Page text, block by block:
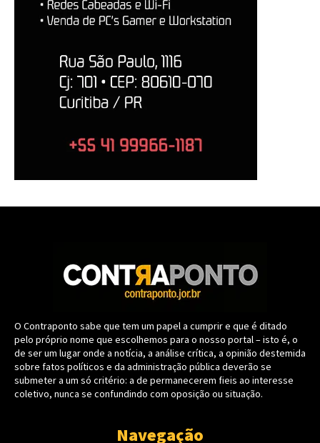
O Contraponto sabe que tem um papel a cumprir e que é ditado
pelo próprio nome que escolhemos para o nosso portal – isto é, o
de ser um lugar onde a notícia, a análise crítica, a opinião destemida
sobre fatos políticos e da administração pública deverão se
submeter a um só critério: a de permanecerem fieis ao interesse
coletivo, nunca se confundindo com oposição ou situação.
Navegação